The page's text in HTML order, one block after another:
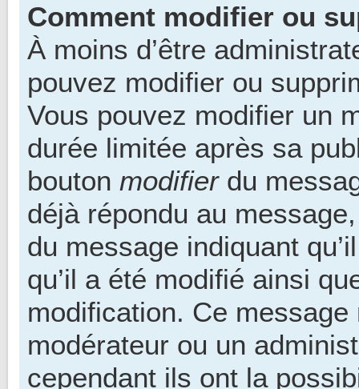
Comment modifier ou
À moins d’être
pouvez modifier ou
Vous pouvez modifier un
durée limitée après sa
bouton modifierdu
déjà répondu au
du message indiquant
qu’il a été modifié ainsi
modification. Ce message
modérateur ou un
cependant ils ont la